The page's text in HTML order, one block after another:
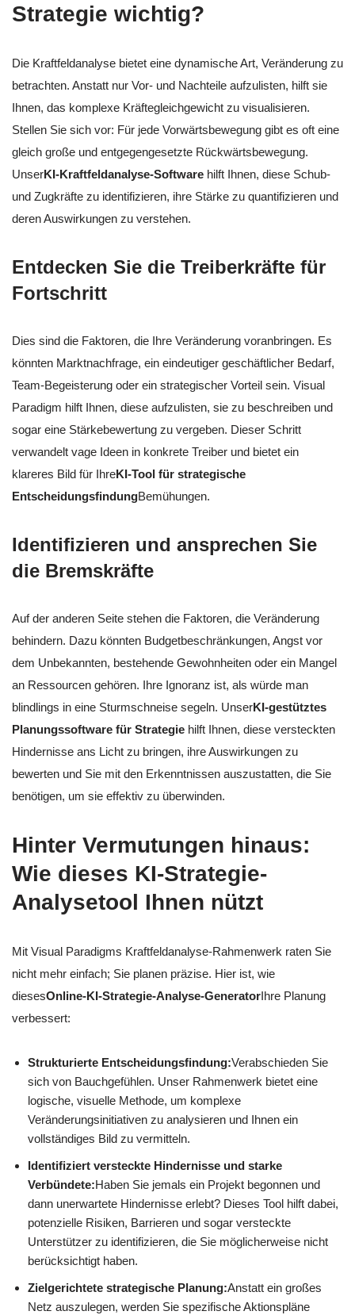
Strategie wichtig?
Die Kraftfeldanalyse bietet eine dynamische Art, Veränderung zu
betrachten. Anstatt nur Vor- und Nachteile aufzulisten, hilft sie
Ihnen, das komplexe Kräftegleichgewicht zu visualisieren.
Stellen Sie sich vor: Für jede Vorwärtsbewegung gibt es oft eine
gleich große und entgegengesetzte Rückwärtsbewegung.
UnserKI-Kraftfeldanalyse-Software hilft Ihnen, diese Schub-
und Zugkräfte zu identifizieren, ihre Stärke zu quantifizieren und
deren Auswirkungen zu verstehen.
Entdecken Sie die Treiberkräfte für
Fortschritt
Dies sind die Faktoren, die Ihre Veränderung voranbringen. Es
könnten Marktnachfrage, ein eindeutiger geschäftlicher Bedarf,
Team-Begeisterung oder ein strategischer Vorteil sein. Visual
Paradigm hilft Ihnen, diese aufzulisten, sie zu beschreiben und
sogar eine Stärkebewertung zu vergeben. Dieser Schritt
verwandelt vage Ideen in konkrete Treiber und bietet ein
klareres Bild für IhreKI-Tool für strategische
EntscheidungsfindungBemühungen.
Identifizieren und ansprechen Sie
die Bremskräfte
Auf der anderen Seite stehen die Faktoren, die Veränderung
behindern. Dazu könnten Budgetbeschränkungen, Angst vor
dem Unbekannten, bestehende Gewohnheiten oder ein Mangel
an Ressourcen gehören. Ihre Ignoranz ist, als würde man
blindlings in eine Sturmschneise segeln. UnserKI-gestütztes
Planungssoftware für Strategie hilft Ihnen, diese versteckten
Hindernisse ans Licht zu bringen, ihre Auswirkungen zu
bewerten und Sie mit den Erkenntnissen auszustatten, die Sie
benötigen, um sie effektiv zu überwinden.
Hinter Vermutungen hinaus:
Wie dieses KI-Strategie-
Analysetool Ihnen nützt
Mit Visual Paradigms Kraftfeldanalyse-Rahmenwerk raten Sie
nicht mehr einfach; Sie planen präzise. Hier ist, wie
diesesOnline-KI-Strategie-Analyse-GeneratorIhre Planung
verbessert:
Strukturierte Entscheidungsfindung:Verabschieden Sie
sich von Bauchgefühlen. Unser Rahmenwerk bietet eine
logische, visuelle Methode, um komplexe
Veränderungsinitiativen zu analysieren und Ihnen ein
vollständiges Bild zu vermitteln.
Identifiziert versteckte Hindernisse und starke
Verbündete:Haben Sie jemals ein Projekt begonnen und
dann unerwartete Hindernisse erlebt? Dieses Tool hilft dabei,
potenzielle Risiken, Barrieren und sogar versteckte
Unterstützer zu identifizieren, die Sie möglicherweise nicht
berücksichtigt haben.
Zielgerichtete strategische Planung:Anstatt ein großes
Netz auszulegen, werden Sie spezifische Aktionspläne